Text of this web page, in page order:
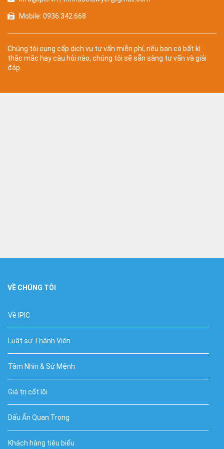
Mobile: 0936.342.668
Chúng tôi cung cấp dịch vụ tư vấn miễn phí, nếu bạn có bất kì
thắc mắc hay câu hỏi nào, chúng tôi sẽ sẵn sàng tư vấn và giải
đáp.
VỀ CHÚNG TÔI
Về IPIC
Luật sư Thành Viên
Tầm Nhìn & Sứ Mệnh
Giá trị cốt lõi
Dấu Ấn Quan Trọng
Khách hàng tiêu biểu